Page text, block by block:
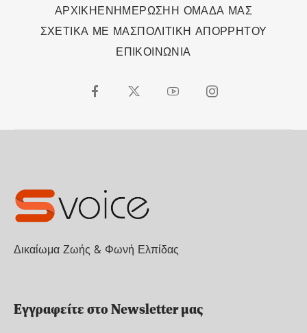
ΑΡΧΙΚΗΕΝΗΜΕΡΩΣΗΗ ΟΜΑΔΑ ΜΑΣ
ΣΧΕΤΙΚΑ ΜΕ ΜΑΣΠΟΛΙΤΙΚΗ ΑΠΟΡΡΗΤΟΥ
ΕΠΙΚΟΙΝΩΝΙΑ
Δικαίωμα Ζωής & Φωνή Ελπίδας
Εγγραφείτε στο Newsletter μας